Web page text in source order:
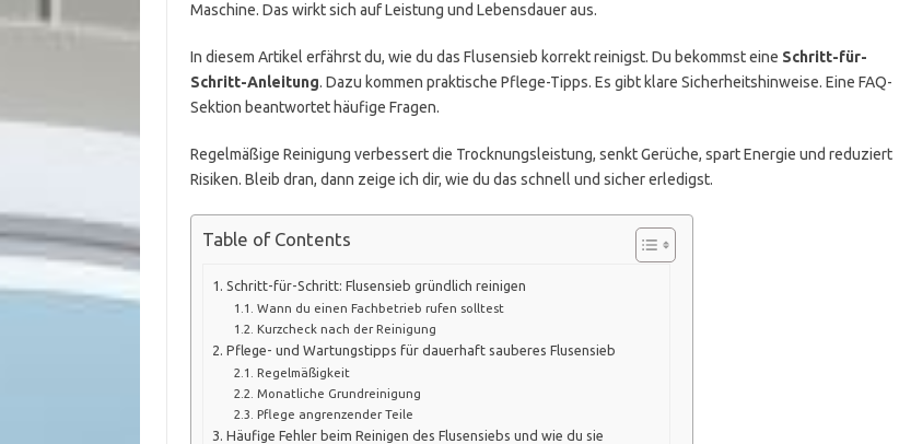
Maschine. Das wirkt sich auf Leistung und Lebensdauer aus.
In diesem Artikel erfährst du, wie du das Flusensieb korrekt reinigst. Du bekommst eine Schritt-für-
Schritt-Anleitung. Dazu kommen praktische Pflege-Tipps. Es gibt klare Sicherheitshinweise. Eine FAQ-
Sektion beantwortet häufige Fragen.
Regelmäßige Reinigung verbessert die Trocknungsleistung, senkt Gerüche, spart Energie und reduziert
Risiken. Bleib dran, dann zeige ich dir, wie du das schnell und sicher erledigst.
Table of Contents
Schritt-für-Schritt: Flusensieb gründlich reinigen
Wann du einen Fachbetrieb rufen solltest
Kurzcheck nach der Reinigung
Pflege- und Wartungstipps für dauerhaft sauberes Flusensieb
Regelmäßigkeit
Monatliche Grundreinigung
Pflege angrenzender Teile
Häufige Fehler beim Reinigen des Flusensiebs und wie du sie